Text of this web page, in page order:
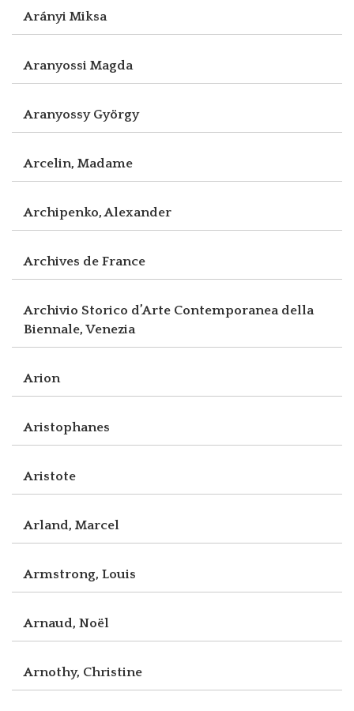
Arányi Miksa
Aranyossi Magda
Aranyossy György
Arcelin, Madame
Archipenko, Alexander
Archives de France
Archivio Storico d’Arte Contemporanea della
Biennale, Venezia
Arion
Aristophanes
Aristote
Arland, Marcel
Armstrong, Louis
Arnaud, Noël
Arnothy, Christine